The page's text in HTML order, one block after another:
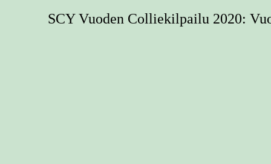
SCY Vuoden Colliekilpailu 2020: